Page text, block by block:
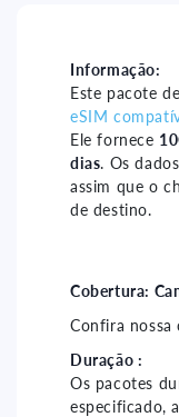
Informação:
Este pacote
eSIM
Ele fornece
dias. Os
assim que o
de destino.
Cobertura:
Confira
Duração :
Os pacotes
especificado,